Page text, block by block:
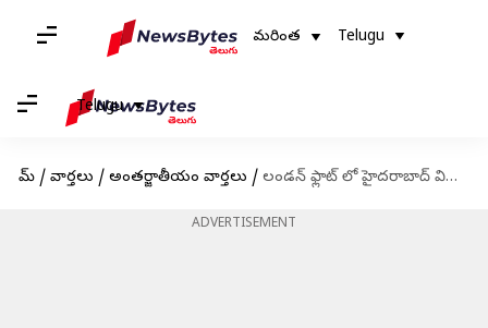
మరింత Telugu
Telugu
హోమ్ / వార్తలు / అంతర్జాతీయం వార్తలు / లండన్ ఫ్లాట్ లో హైదరాబాద్ విద్యార్థిని దారుణ హత్య.. శోకసంద్రంలో కుటుంబం
ADVERTISEMENT